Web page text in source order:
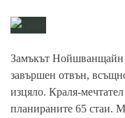
Замъкът Нойшванщайн
завършен отвън,
изцяло. Краля-
планираните 65 стаи.